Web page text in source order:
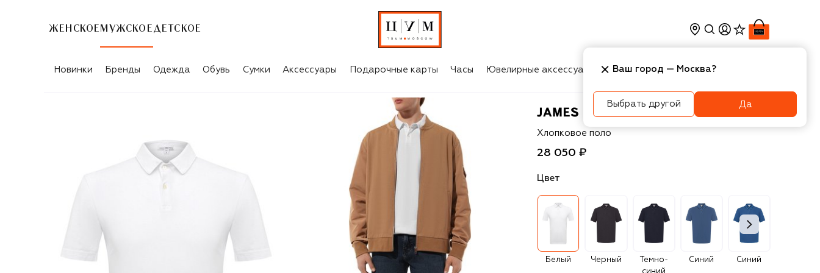
ЖЕНСКОЕ МУЖСКОЕ ДЕТСКОЕ
Новинки Бренды Одежда Обувь Сумки Аксессуары Подарочные карты Часы Ювелирные аксессуары Косметика Интерьер
James Perse
Хлопковое поло
28 050 ₽
Цвет
Белый Черный
Темно-
Синий Синий
Ваш город — Москва?
Выбрать другой Да